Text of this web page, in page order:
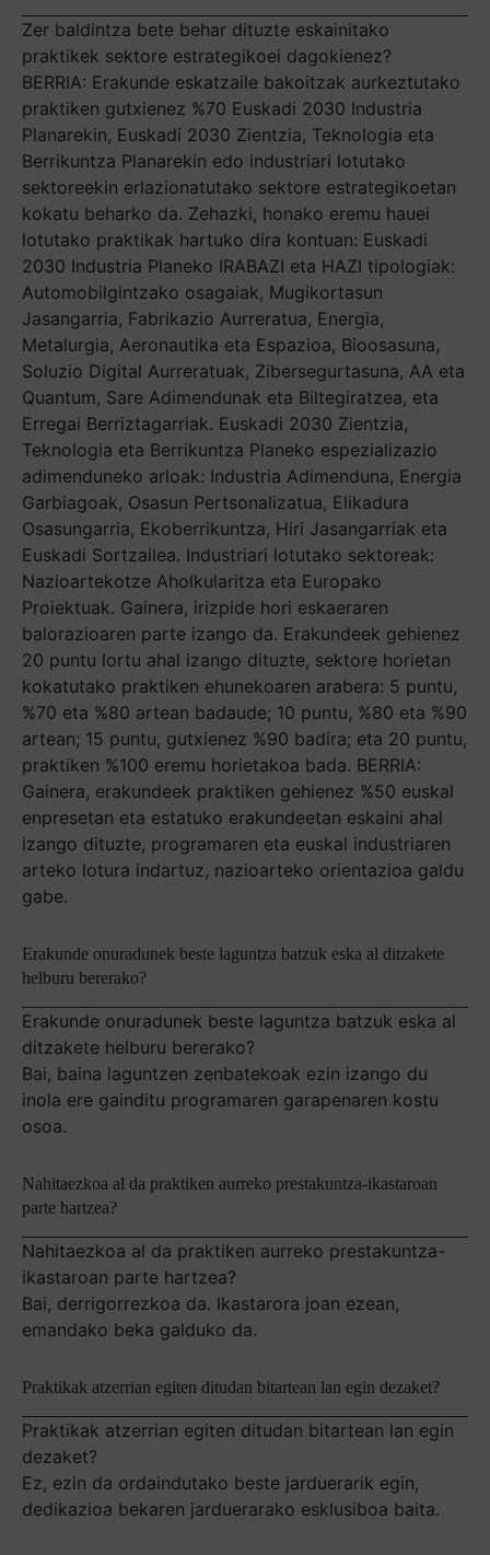
Zer baldintza bete behar dituzte eskainitako
praktikek sektore estrategikoei dagokienez?
BERRIA: Erakunde eskatzaile bakoitzak aurkeztutako
praktiken gutxienez %70 Euskadi 2030 Industria
Planarekin, Euskadi 2030 Zientzia, Teknologia eta
Berrikuntza Planarekin edo industriari lotutako
sektoreekin erlazionatutako sektore estrategikoetan
kokatu beharko da. Zehazki, honako eremu hauei
lotutako praktikak hartuko dira kontuan: Euskadi
2030 Industria Planeko IRABAZI eta HAZI tipologiak:
Automobilgintzako osagaiak, Mugikortasun
Jasangarria, Fabrikazio Aurreratua, Energia,
Metalurgia, Aeronautika eta Espazioa, Bioosasuna,
Soluzio Digital Aurreratuak, Zibersegurtasuna, AA eta
Quantum, Sare Adimendunak eta Biltegiratzea, eta
Erregai Berriztagarriak. Euskadi 2030 Zientzia,
Teknologia eta Berrikuntza Planeko espezializazio
adimenduneko arloak: Industria Adimenduna, Energia
Garbiagoak, Osasun Pertsonalizatua, Elikadura
Osasungarria, Ekoberrikuntza, Hiri Jasangarriak eta
Euskadi Sortzailea. Industriari lotutako sektoreak:
Nazioartekotze Aholkularitza eta Europako
Proiektuak. Gainera, irizpide hori eskaeraren
balorazioaren parte izango da. Erakundeek gehienez
20 puntu lortu ahal izango dituzte, sektore horietan
kokatutako praktiken ehunekoaren arabera: 5 puntu,
%70 eta %80 artean badaude; 10 puntu, %80 eta %90
artean; 15 puntu, gutxienez %90 badira; eta 20 puntu,
praktiken %100 eremu horietakoa bada. BERRIA:
Gainera, erakundeek praktiken gehienez %50 euskal
enpresetan eta estatuko erakundeetan eskaini ahal
izango dituzte, programaren eta euskal industriaren
arteko lotura indartuz, nazioarteko orientazioa galdu
gabe.
Erakunde onuradunek beste laguntza batzuk eska al ditzakete
helburu bererako?
Erakunde onuradunek beste laguntza batzuk eska al
ditzakete helburu bererako?
Bai, baina laguntzen zenbatekoak ezin izango du
inola ere gainditu programaren garapenaren kostu
osoa.
Nahitaezkoa al da praktiken aurreko prestakuntza-ikastaroan
parte hartzea?
Nahitaezkoa al da praktiken aurreko prestakuntza-
ikastaroan parte hartzea?
Bai, derrigorrezkoa da. Ikastarora joan ezean,
emandako beka galduko da.
Praktikak atzerrian egiten ditudan bitartean lan egin dezaket?
Praktikak atzerrian egiten ditudan bitartean lan egin
dezaket?
Ez, ezin da ordaindutako beste jarduerarik egin,
dedikazioa bekaren jarduerarako esklusiboa baita.